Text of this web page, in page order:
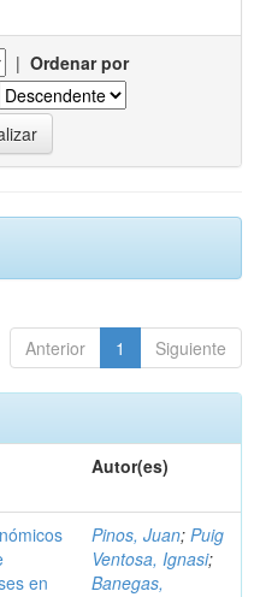
| Ordenar por
Anterior 1 Siguiente
Autor(es)
en
Pinos, Juan; Puig
Ventosa, Ignasi;
Banegas,